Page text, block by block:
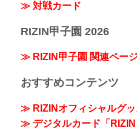
≫ 対戦カード
RIZIN甲子園 2026
≫ RIZIN甲子園 関連ペー
おすすめコンテンツ
≫ RIZINオフィシャルグ
≫ デジタルカード「RIZIN